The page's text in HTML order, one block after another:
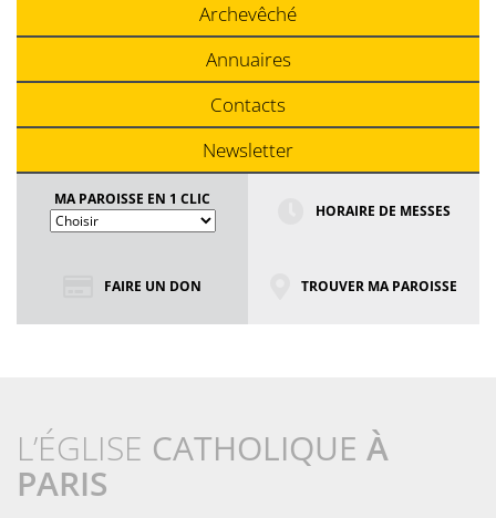
Archevêché
Annuaires
Contacts
Newsletter
MA PAROISSE EN 1 CLIC
HORAIRE DE MESSES
FAIRE UN DON TROUVER MA PAROISSE
L’ÉGLISE CATHOLIQUE À
PARIS